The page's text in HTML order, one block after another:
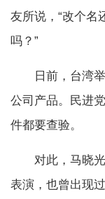
友所说，“改个名
吗？”
日前，台湾举
公司产品。民进
件都要查验。
对此，马晓光
表演，也曾出现